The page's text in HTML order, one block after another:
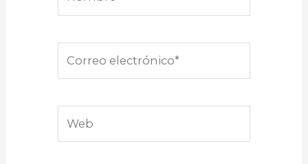
electrónico*